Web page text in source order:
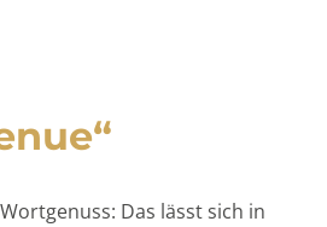
Das lässt sich in